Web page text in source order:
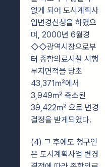
없게 되어 도시계획사
업변경신청을 하였으
며, 2000년 6월경
◇◇광역시장으로부
터 종합의료시설 시행
부지면적을 당초
43,371㎡에서
3,949㎡ 축소된
39,422㎡ 으로 변경
결정을 받게되었다.
(4) 그 후에도 청구인
은 도시계획사업 변경